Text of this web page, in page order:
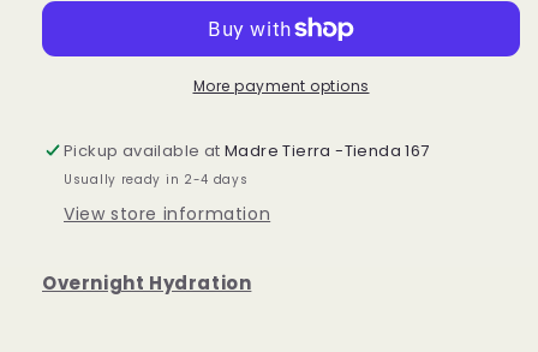
Manzanilla
&amp;
Manzanilla
4.5
More payment options
Pickup available atMadre Tierra -Tienda 167
Usually ready in 2-4 days
View store information
Overnight Hydration